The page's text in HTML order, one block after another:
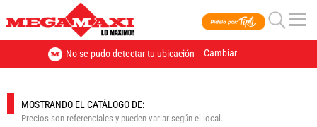
No se pudo detectar tu ubicación Cambiar
MOSTRANDO EL CATÁLOGO DE:
Precios son referenciales y pueden variar según el local.